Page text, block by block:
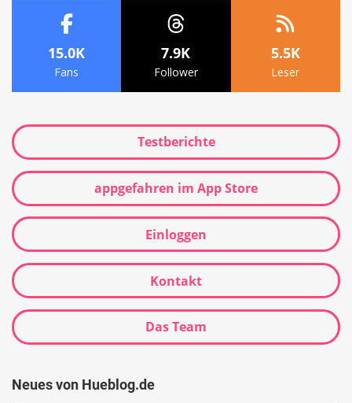
15.0K
Fans
7.9K
Follower
5.5K
Leser
Testberichte
appgefahren im App Store
Einloggen
Kontakt
Das Team
Neues von Hueblog.de